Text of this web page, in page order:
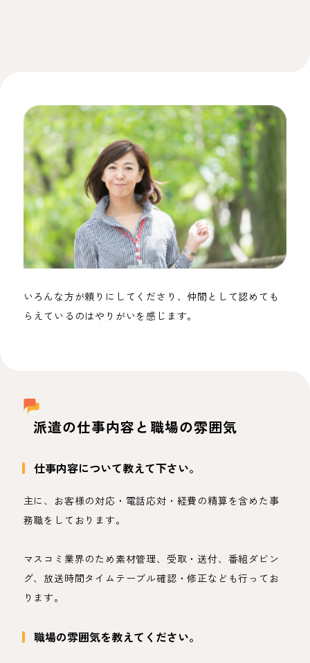
いろんな方が頼りにしてくださり、仲間として認めても
らえているのはやりがいを感じます。
派遣の仕事内容と職場の雰囲気
仕事内容について教えて下さい。
主に、お客様の対応・電話応対・経費の精算を含めた事
務職をしております。
マスコミ業界のため素材管理、受取・送付、番組ダビン
グ、放送時間タイムテーブル確認・修正なども行ってお
ります。
職場の雰囲気を教えてください。